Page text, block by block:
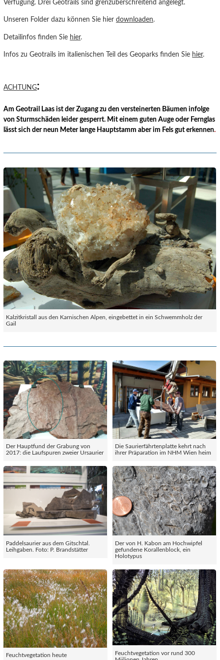
Verfügung. Drei Geotrails sind grenzüberschreitend angelegt.
Unseren Folder dazu können Sie hierdownloaden.
Detailinfos finden Sie hier.
Infos zu Geotrails im italienischen Teil des Geoparks finden Sie hier.
ACHTUNG:
Am Geotrail Laas ist der Zugang zu den versteinerten Bäumen infolge
von Sturmschäden leider gesperrt. Mit einem guten Auge oder Fernglas
lässt sich der neun Meter lange Hauptstamm aber im Fels gut erkennen.
Kalzitkristall aus den Karnischen Alpen, eingebettet in ein Schwemmholz der
Gail
Der Hauptfund der Grabung von
2017: die Laufspuren zweier Ursaurier
Die Saurierfährtenplatte kehrt nach
ihrer Präparation im NHM Wien heim
Paddelsaurier aus dem Gitschtal.
Leihgaben. Foto: P. Brandstätter
Der von H. Kabon am Hochwipfel
gefundene Korallenblock, ein
Holotypus
Feuchtvegetation heute
Feuchtvegetation vor rund 300